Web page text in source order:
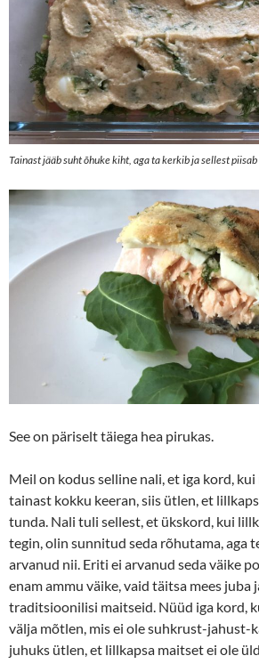
Tainast jääb suht õhuke kiht, aga ta kerkib ja sellest
See on päriselt täiega hea pirukas.
Meil on kodus selline nali, et iga kord,
tainast kokku keeran, siis ütlen, et
tunda. Nali tuli sellest, et ükskord, kui
tegin, olin sunnitud seda rõhutama, aga
arvanud nii. Eriti ei arvanud seda väike
enam ammu väike, vaid täitsa mees juba
traditsioonilisi maitseid. Nüüd iga kord,
välja mõtlen, mis ei ole suhkrust-jahust-
juhuks ütlen, et lillkapsa maitset ei ole